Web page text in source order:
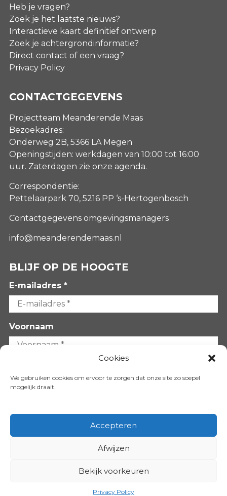
Cookies
We gebruiken cookies om ervoor te zorgen dat onze site zo soepel
mogelijk draait.
Accepteren
Afwijzen
Bekijk voorkeuren
Privacy Policy
Heb je vragen?
Zoek je het laatste nieuws?
Interactieve kaart definitief ontwerp
Zoek je achtergrondinformatie?
Direct contact of een vraag?
Privacy Policy
CONTACTGEGEVENS
Projectteam Meanderende Maas
Bezoekadres:
Onderweg 2B, 5366 LA Megen
Openingstijden: werkdagen van 10:00 tot 16:00
uur. Zaterdagen zie onze agenda.
Correspondentie:
Pettelaarpark 70, 5216 PP ‘s-Hertogenbosch
Contactgegevens omgevingsmanagers
info@meanderendemaas.nl
BLIJF OP DE HOOGTE
E-mailadres *
Voornaam
VOLG ONS OP: